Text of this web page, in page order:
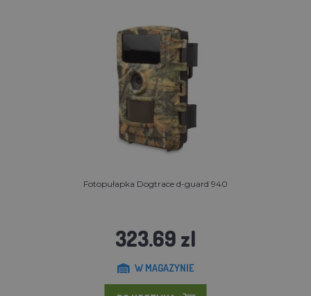
Fotopułapka Dogtrace d-guard 940
323.69 zl
W MAGAZYNIE